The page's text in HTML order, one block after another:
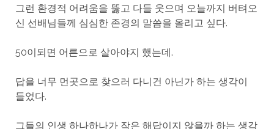
그런 환경적 어려움을 뚫고 다들 웃으며 오늘까지 버텨오
신 선배님들께 심심한 존경의 말씀을 올리고 싶다.
50이되면 어른으로 살아야지 했는데.
답을 너무 먼곳으로 찾으러 다니건 아닌가 하는 생각이
들었다.
그들의 인생 하나하나가 작은 해답이지 않을까 하는 생각